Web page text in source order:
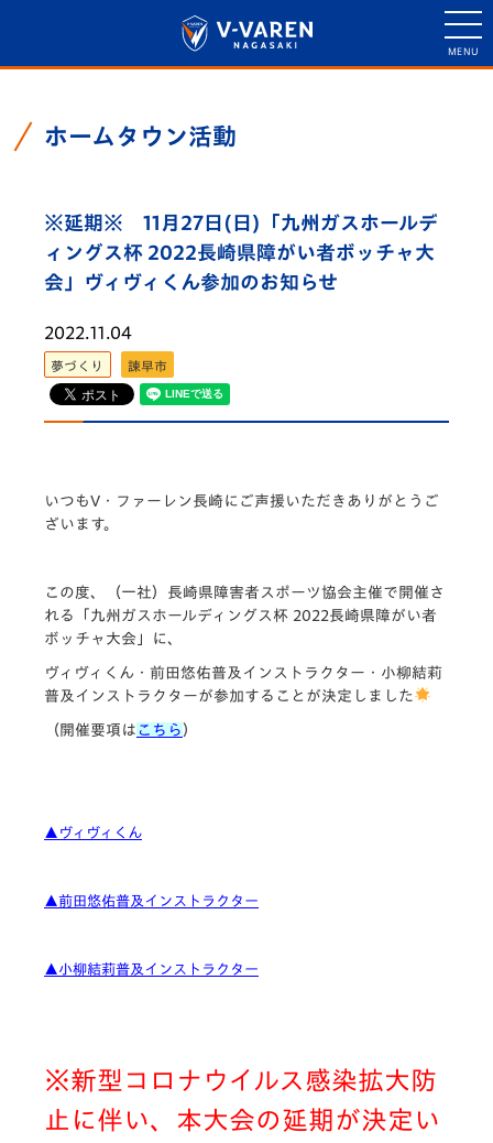
ホームタウン活動
※延期※ 11月27日(日)「九州ガスホールデ
ィングス杯 2022長崎県障がい者ボッチャ大
会」ヴィヴィくん参加のお知らせ
2022.11.04
夢づくり 諫早市
いつもV・ファーレン長崎にご声援いただきありがとうご
ざいます。
この度、（一社）長崎県障害者スポーツ協会主催で開催さ
れる「九州ガスホールディングス杯 2022長崎県障がい者
ボッチャ大会」に、
ヴィヴィくん・前田悠佑普及インストラクター・小柳結莉
普及インストラクターが参加することが決定しました
（開催要項は こちら ）
▲ヴィヴィくん
▲前田悠佑普及インストラクター
▲小柳結莉普及インストラクター
※新型コロナウイルス感染拡大防
止に伴い、本大会の延期が決定い